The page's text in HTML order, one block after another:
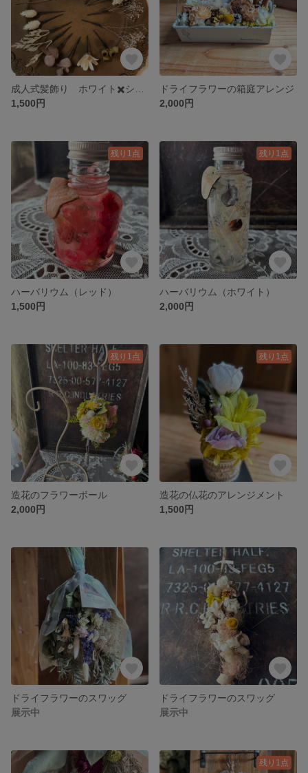
1,500円
ドライフラワーの箱庭アレンジ
2,000円
残り1点
ハーバリウム（レッド）
1,500円
残り1点
ハーバリウム（ホワイト）
2,000円
残り1点
造花のフラワーボール
2,000円
残り1点
造花の仏花のアレンジメント
1,500円
ドライフラワーのスワッグ
展示中
ドライフラワーのスワッグ
展示中
残り1点